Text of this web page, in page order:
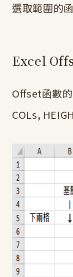
選取範圍的
Excel
Offset函數
COLs,